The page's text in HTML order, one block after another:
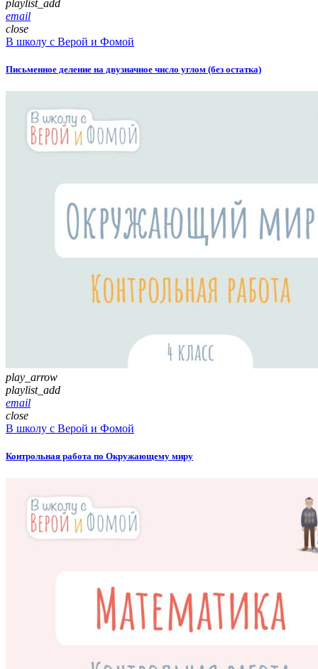
playlist_add
email
close
В школу с Верой и Фомой
Письменное деление на двузначное число углом (без остатка)
play_arrow
playlist_add
email
close
В школу с Верой и Фомой
Контрольная работа по Окружающему миру